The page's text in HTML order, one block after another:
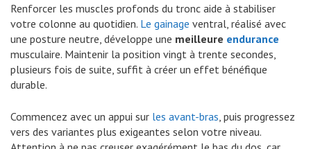
Renforcer les muscles profonds du tronc aide à stabiliser
votre colonne au quotidien. Le gainage ventral, réalisé avec
une posture neutre, développe une meilleure endurance
musculaire. Maintenir la position vingt à trente secondes,
plusieurs fois de suite, suffit à créer un effet bénéfique
durable.
Commencez avec un appui sur les avant-bras , puis progressez
vers des variantes plus exigeantes selon votre niveau.